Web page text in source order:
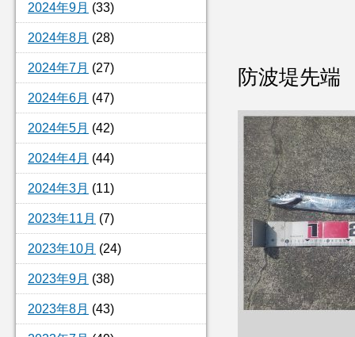
2024年9月 (33)
2024年8月 (28)
2024年7月 (27)
2024年6月 (47)
2024年5月 (42)
2024年4月 (44)
2024年3月 (11)
2023年11月 (7)
2023年10月 (24)
2023年9月 (38)
2023年8月 (43)
防波堤先